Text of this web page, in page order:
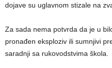
dojave su uglavnom stizale na
Za sada nema potvrda da je u
pronađen eksploziv ili sumnjivi
saradnji sa rukovodstvima škola.